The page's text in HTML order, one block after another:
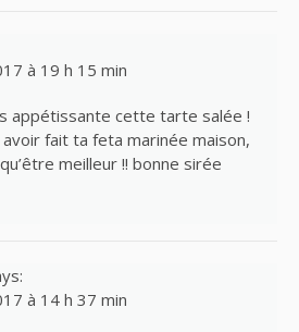
à 19 h 15 min
appétissante cette tarte salée !
fait ta feta marinée maison,
meilleur !! bonne sirée
à 14 h 37 min